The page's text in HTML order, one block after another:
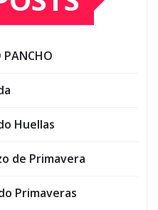
PANCHO
Huellas
de Primavera
Primaveras